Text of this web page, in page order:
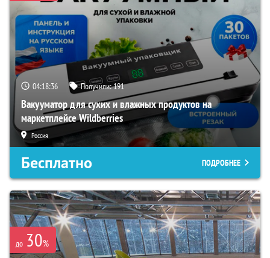
04:18:35 Получили:191
Вакууматор для сухих и влажных продуктов на
маркетплейсе Wildberries
Россия
Бесплатно ПОДРОБНЕЕ
до 30%